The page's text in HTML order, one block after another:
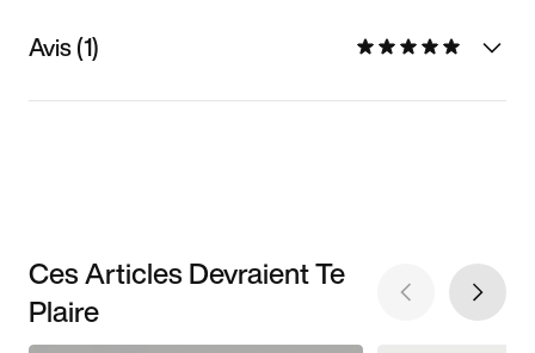
Avis (1)
Ces Articles Devraient Te
Plaire